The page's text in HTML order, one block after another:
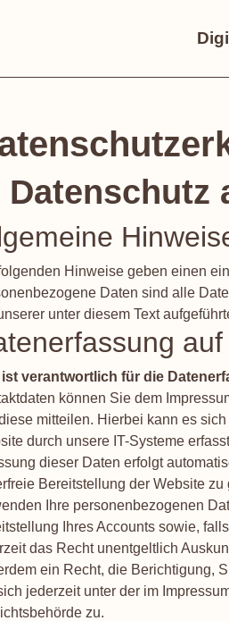
Datenschutz
Hinweise geben einen
Daten sind alle
unter diesem Text
ist verantwortlich für die
können Sie dem
mitteilen. Hierbei kann es
durch unsere IT-Systeme
dieser Daten erfolgt
Bereitstellung der Website
Ihre personenbezogenen
Ihres Accounts sowie,
das Recht unentgeltlich
ein Recht, die Berichtigung,
jederzeit unter der im
zu.